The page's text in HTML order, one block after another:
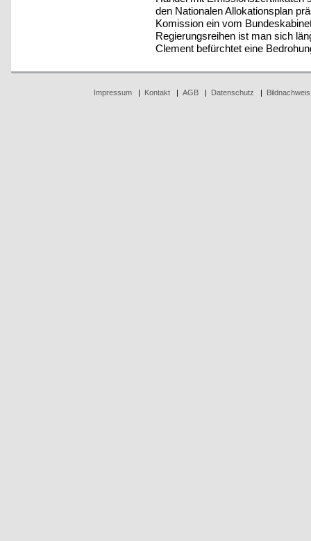
den Nationalen Allokationsplan
Komission ein vom
Regierungsreihen ist man sich
Clement befürchtet eine
Impressum| Kontakt| AGB| Datenschutz Bildnachweis